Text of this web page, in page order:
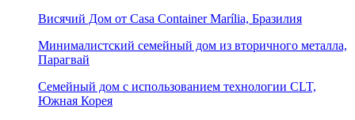
Висячий Дом от Casa Container Marília, Бразилия
Минималистский семейный дом из вторичного металла,
Парагвай
Семейный дом с использованием технологии CLT,
Южная Корея